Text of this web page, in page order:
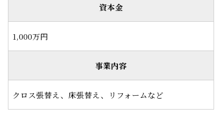
資本金
1,000万円
事業内容
クロス張替え、床張替え、リフォームなど